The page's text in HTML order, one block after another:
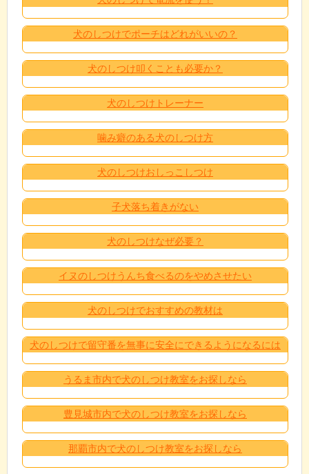
犬のしつけでポーチはどれがいいの？
犬のしつけ叩くことも必要か？
犬のしつけトレーナー
噛み癖のある犬のしつけ方
犬のしつけおしっこしつけ
子犬落ち着きがない
犬のしつけなぜ必要？
イヌのしつけうんち食べるのをやめさせたい
犬のしつけでおすすめの教材は
犬のしつけで留守番を無事に安全にできるようになるには
うるま市内で犬のしつけ教室をお探しなら
豊見城市内で犬のしつけ教室をお探しなら
那覇市内で犬のしつけ教室をお探しなら